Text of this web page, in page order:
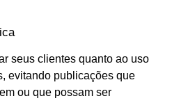
seus clientes quanto ao uso
evitando publicações que
ou que possam ser